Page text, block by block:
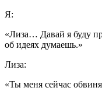
Я:
«Лиза… Давай я буду
об идеях думаешь.»
Лиза:
«Ты меня сейчас